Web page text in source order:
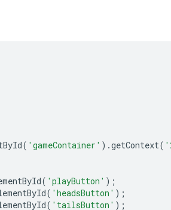
( 'gameContainer' ).getContext(
( 'playButton' );
( 'headsButton' );
( 'tailsButton' );